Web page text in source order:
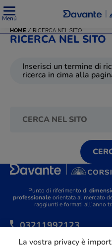
Menú
HOME / RICERCA NEL SITO
RICERCA NEL SITO
Inserisci un termine di
ricerca in cima alla
Punto di riferimento di
professionale orientata al mercato
raggiunti e formati all’anno
03211992123
La vostra privacy è